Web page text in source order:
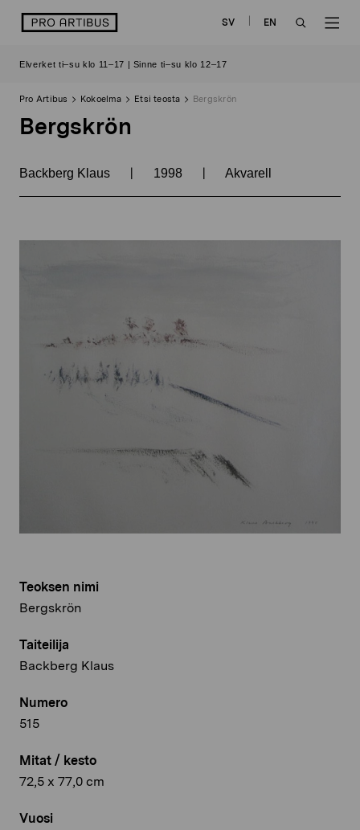
sisältöön
logo SV
EN
Elverket ti–su klo 11–17 | Sinne ti–su klo 12–17
Pro Artibus Kokoelma Etsi teosta Bergskrön
Bergskrön
Backberg Klaus | 1998 | Akvarell
Teoksen nimi
Bergskrön
Taiteilija
Backberg Klaus
Numero
515
Mitat / kesto
72,5 x 77,0 cm
Vuosi